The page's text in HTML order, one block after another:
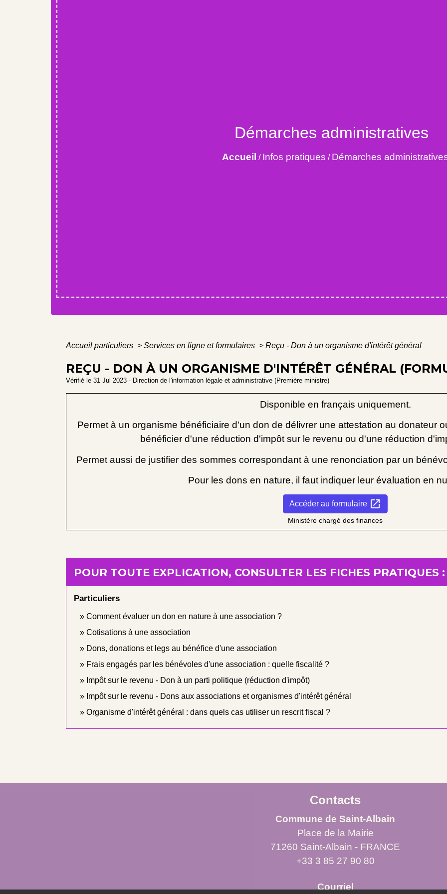
Démarches administratives
Accueil / Infos pratiques / Démarches
Accueil particuliers > Services en ligne et formulaires > Reçu - Don à un organisme d'intérêt général
REÇU - DON À UN ORGANISME D'INTÉRÊT GÉNÉRAL
Vérifié le 31 Jul 2023 - Direction de l'information légale et administrative (Première ministre)
Disponible en français uniquement.
Permet à un organisme bénéficiaire d'un don de délivrer une attestation au donateur
bénéficier d'une réduction d'impôt sur le revenu ou d'une réduction
Permet aussi de justifier des sommes correspondant à une renonciation par un
Pour les dons en nature, il faut indiquer leur évaluation en
Accéder au formulaire open_in_new
Ministère chargé des finances
POUR TOUTE EXPLICATION, CONSULTER LES FICHES PRATIQUES :
Particuliers
Comment évaluer un don en nature à une association ?
Cotisations à une association
Dons, donations et legs au bénéfice d'une association
Frais engagés par les bénévoles d'une association : quelle fiscalité ?
Impôt sur le revenu - Don à un parti politique (réduction d'impôt)
Impôt sur le revenu - Dons aux associations et organismes d'intérêt général
Organisme d'intérêt général : dans quels cas utiliser un rescrit fiscal ?
Contacts
Commune de Saint-Albain
Place de la Mairie
71260 Saint-Albain - FRANCE
+33 3 85 27 90 80
Courriel